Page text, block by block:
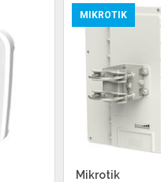
MIKROTIK
Mikrotik